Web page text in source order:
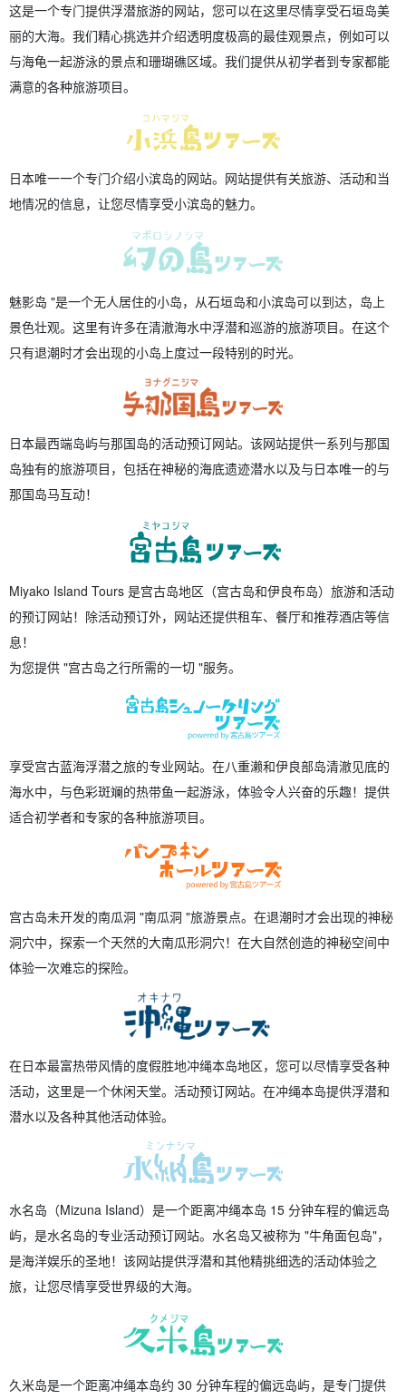
这是一个专门提供浮潜旅游的网站，您可以在这里尽情享受石垣岛美
丽的大海。我们精心挑选并介绍透明度极高的最佳观景点，例如可以
与海龟一起游泳的景点和珊瑚礁区域。我们提供从初学者到专家都能
满意的各种旅游项目。
日本唯一一个专门介绍小滨岛的网站。网站提供有关旅游、活动和当
地情况的信息，让您尽情享受小滨岛的魅力。
魅影岛 "是一个无人居住的小岛，从石垣岛和小滨岛可以到达，岛上
景色壮观。这里有许多在清澈海水中浮潜和巡游的旅游项目。在这个
只有退潮时才会出现的小岛上度过一段特别的时光。
日本最西端岛屿与那国岛的活动预订网站。该网站提供一系列与那国
岛独有的旅游项目，包括在神秘的海底遗迹潜水以及与日本唯一的与
那国岛马互动！
Miyako Island Tours 是宫古岛地区（宫古岛和伊良布岛）旅游和活动
的预订网站！除活动预订外，网站还提供租车、餐厅和推荐酒店等信
息！
为您提供 "宫古岛之行所需的一切 "服务。
享受宫古蓝海浮潜之旅的专业网站。在八重濑和伊良部岛清澈见底的
海水中，与色彩斑斓的热带鱼一起游泳，体验令人兴奋的乐趣！提供
适合初学者和专家的各种旅游项目。
宫古岛未开发的南瓜洞 "南瓜洞 "旅游景点。在退潮时才会出现的神秘
洞穴中，探索一个天然的大南瓜形洞穴！在大自然创造的神秘空间中
体验一次难忘的探险。
在日本最富热带风情的度假胜地冲绳本岛地区，您可以尽情享受各种
活动，这里是一个休闲天堂。 活动预订网站。在冲绳本岛提供浮潜和
潜水以及各种其他活动体验。
水名岛（Mizuna Island）是一个距离冲绳本岛 15 分钟车程的偏远岛
屿，是水名岛的专业活动预订网站。水名岛又被称为 "牛角面包岛"，
是海洋娱乐的圣地！该网站提供浮潜和其他精挑细选的活动体验之
旅，让您尽情享受世界级的大海。
久米岛是一个距离冲绳本岛约 30 分钟车程的偏远岛屿，是专门提供